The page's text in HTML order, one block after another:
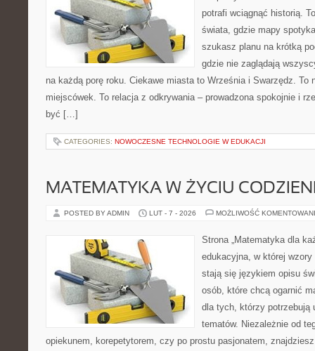
potrafi wciągnąć historią.
świata, gdzie mapy
szukasz planu na krótką
gdzie nie zaglądają
na każdą porę roku. Ciekawe miasta to Września i Swarzędz. To
miejscówek. To relacja z odkrywania – prowadzona spokojnie i
być […]
CATEGORIES: NOWOCZESNE TECHNOLOGIE W EDUKACJI
MATEMATYKA W ŻYCIU
POSTED BY ADMIN LUT - 7 - 2026 MOŻLIWOŚĆ
Strona „Matematyka dla
edukacyjna, w której
stają się językiem opisu
osób, które chcą ogarnić
dla tych, którzy potrzebują
tematów. Niezależnie od
opiekunem, korepetytorem, czy po prostu pasjonatem,